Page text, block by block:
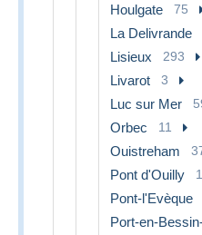
Houlgate 75
La Delivrande
Lisieux 293
Livarot 3
Luc sur Mer
Orbec 11
Ouistreham
Pont d'Ouilly
Pont-l'Evèque
Port-en-